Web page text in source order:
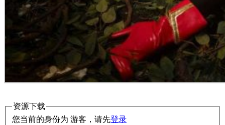
资源下载
您当前的身份为 游客，请先登录